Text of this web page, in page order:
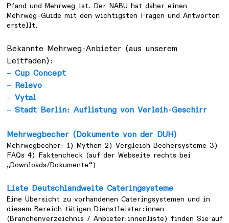
Pfand und Mehrweg ist. Der NABU hat daher einen
Mehrweg-Guide mit den wichtigsten Fragen und Antworten
erstellt.
Bekannte Mehrweg-Anbieter (aus unserem
Leitfaden):
– Cup Concept
–
Relevo
– Vytal
– Stadt Berlin: Auflistung von Verleih-Geschirr
Mehrwegbecher (Dokumente von der DUH)
Mehrwegbecher: 1) Mythen 2) Vergleich Bechersysteme 3)
FAQs 4) Faktencheck (auf der Webseite rechts bei
„Downloads/Dokumente“)
Liste Deutschlandweite Cateringsysteme
Eine Übersicht zu vorhandenen Cateringsystemen und in
diesem Bereich tätigen Dienstleister:innen
(Branchenverzeichnis / Anbieter:innenliste) finden Sie auf